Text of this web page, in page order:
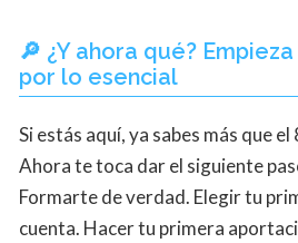
🔎 ¿Y ahora qué?
por lo esencial
Si estás aquí, ya sabes más que
Ahora te toca dar el siguiente
Formarte de verdad. Elegir tu
cuenta. Hacer tu primera